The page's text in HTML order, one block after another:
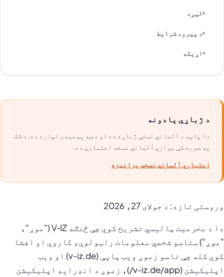
لیږد
د پیرود شرایط
اړیکه
د ژباړې یادونه
دا پاڼه د آلماني نسخې ژباړه ده او د ښه پوهیدو لپاره ده. د شک
په صورت کې یوازې آلماني نسخه اعتباري ده.
اعتباري آلماني نسخه پرانیزه
وروستی تازه: د جولای 27، 2026
دا د محرمیت پالیسي تشریح کوي چې څنګه V‑IZ ("موږ"،
"موږ") ستاسو شخصي معلومات راټولوي، کاروي او افشا
کوي کله چې تاسو زموږ ویب پاڼې (v-iz.de) او ویب
اپلیکیشن (v-iz.de/app/)، زموږ د انډرایډ اپلیکیشن